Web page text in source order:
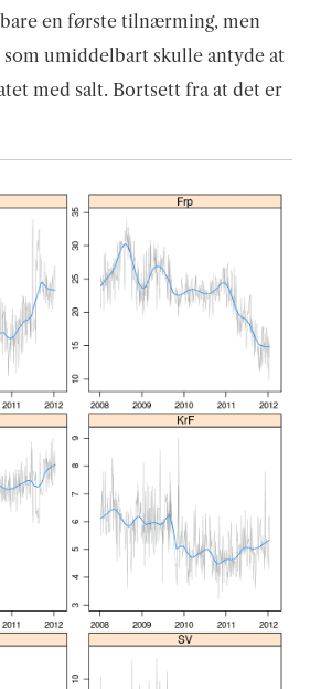
en første tilnærming, men
som umiddelbart skulle antyde at
med salt. Bortsett fra at det er